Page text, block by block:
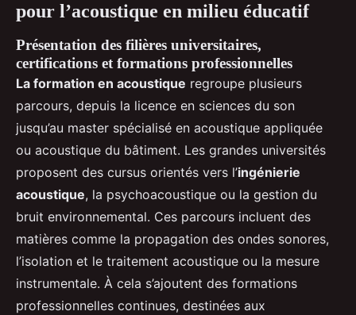
pour l’acoustique en milieu éducatif
Présentation des filières universitaires,
certifications et formations professionnelles
La formation en acoustique regroupe plusieurs
parcours, depuis la licence en sciences du son
jusqu’au master spécialisé en acoustique appliquée
ou acoustique du bâtiment. Les grandes universités
proposent des cursus orientés vers l’ingénierie
acoustique, la psychoacoustique ou la gestion du
bruit environnemental. Ces parcours incluent des
matières comme la propagation des ondes sonores,
l’isolation et le traitement acoustique ou la mesure
instrumentale. À cela s’ajoutent des formations
professionnelles continues, destinées aux